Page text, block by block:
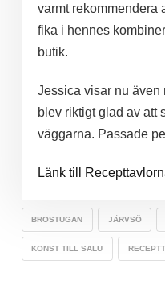
varmt rekommendera
fika i hennes
butik.
Jessica visar nu även
blev riktigt glad av att
väggarna. Passade
Länk till
BROSTUGAN JÄRVSÖ
KONST TILL SALU